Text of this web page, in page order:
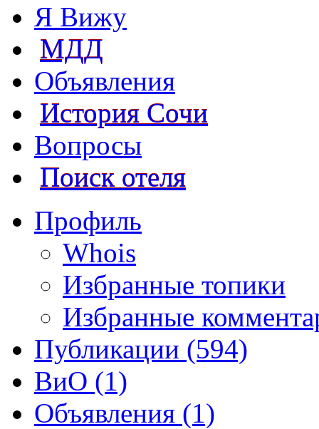
Я Вижу
МДД
Объявления
История Сочи
Вопросы
Поиск отеля
Профиль
Whois
Избранные топики
Избранные
Публикации (594)
ВиО (1)
Объявления (1)